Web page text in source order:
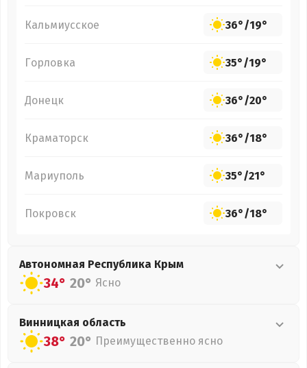
Кальмиусское 36°/19°
Горловка 35°/19°
Донецк 36°/20°
Краматорск 36°/18°
Мариуполь 35°/21°
Покровск 36°/18°
Автономная Республика Крым
34° 20° Ясно
Винницкая область
38° 20° Преимущественно ясно